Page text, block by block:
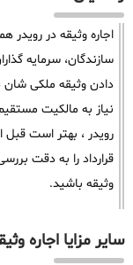
اجاره وثیقه در رویدر
سازندگان، سرمایه
دادن وثیقه ملکی شان
نیاز به مالکیت
رویدر ، بهتر است قبل
قرارداد را به دقت
وثیقه باشید.
سایر مزایا اجاره